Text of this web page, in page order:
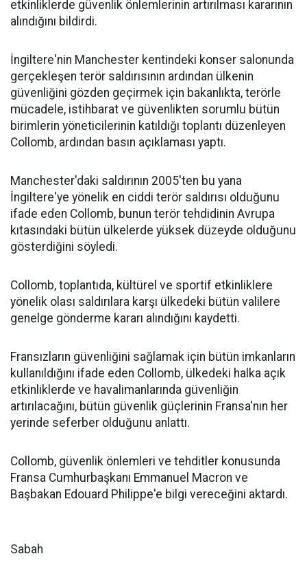
etkinliklerde güvenlik önlemlerinin artırılması kararının
alındığını bildirdi.
İngiltere'nin Manchester kentindeki konser salonunda
gerçekleşen terör saldırısının ardından ülkenin
güvenliğini gözden geçirmek için bakanlıkta, terörle
mücadele, istihbarat ve güvenlikten sorumlu bütün
birimlerin yöneticilerinin katıldığı toplantı düzenleyen
Collomb, ardından basın açıklaması yaptı.
Manchester'daki saldırının 2005'ten bu yana
İngiltere'ye yönelik en ciddi terör saldırısı olduğunu
ifade eden Collomb, bunun terör tehdidinin Avrupa
kıtasındaki bütün ülkelerde yüksek düzeyde olduğunu
gösterdiğini söyledi.
Collomb, toplantıda, kültürel ve sportif etkinliklere
yönelik olası saldırılara karşı ülkedeki bütün valilere
genelge gönderme kararı alındığını kaydetti.
Fransızların güvenliğini sağlamak için bütün imkanların
kullanıldığını ifade eden Collomb, ülkedeki halka açık
etkinliklerde ve havalimanlarında güvenliğin
artırılacağını, bütün güvenlik güçlerinin Fransa'nın her
yerinde seferber olduğunu anlattı.
Collomb, güvenlik önlemleri ve tehditler konusunda
Fransa Cumhurbaşkanı Emmanuel Macron ve
Başbakan Edouard Philippe'e bilgi vereceğini aktardı.
Sabah